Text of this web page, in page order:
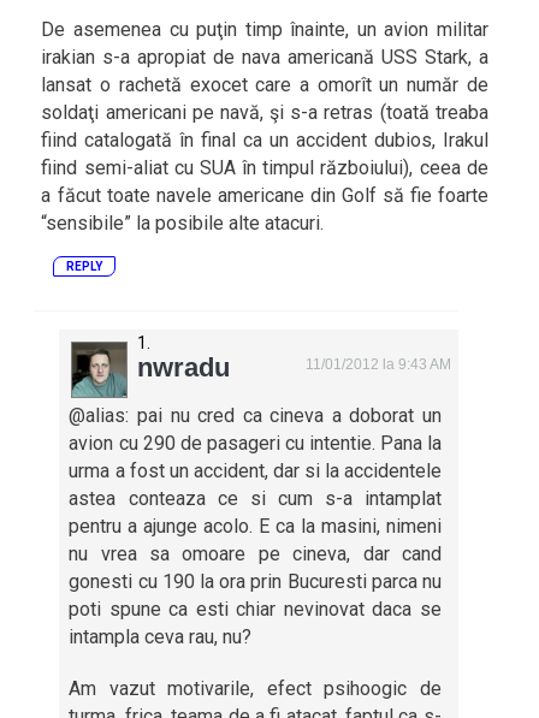
De asemenea cu puţin timp înainte, un avion militar
irakian s-a apropiat de nava americană USS Stark, a
lansat o rachetă exocet care a omorît un număr de
soldaţi americani pe navă, şi s-a retras (toată treaba
fiind catalogată în final ca un accident dubios, Irakul
fiind semi-aliat cu SUA în timpul războiului), ceea de
a făcut toate navele americane din Golf să fie foarte
“sensibile” la posibile alte atacuri.
REPLY
nwradu 11/01/2012 la 9:43 AM
@alias: pai nu cred ca cineva a doborat un
avion cu 290 de pasageri cu intentie. Pana la
urma a fost un accident, dar si la accidentele
astea conteaza ce si cum s-a intamplat
pentru a ajunge acolo. E ca la masini, nimeni
nu vrea sa omoare pe cineva, dar cand
gonesti cu 190 la ora prin Bucuresti parca nu
poti spune ca esti chiar nevinovat daca se
intampla ceva rau, nu?
Am vazut motivarile, efect psihoogic de